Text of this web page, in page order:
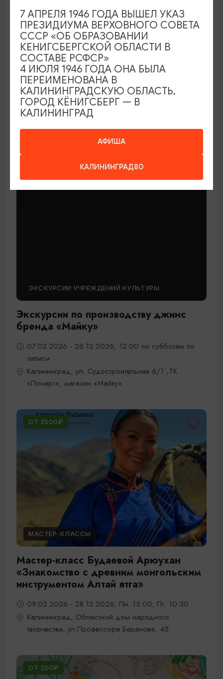
МАСТЕР-КЛАССЫ
Мастер-классы по керамике Елены
Бодяковой
Калининград, ул. Баранова, 45
ЭКСКУРСИИ УЧРЕЖДЕНИЙ КУЛЬТУРЫ
Экскурсии по производству джинс
бренда «Майку»
07.02.2026 - 26.12.2026, 12:00 по субботам по
записи
Калининград, ул. Судостроительная 6/1 ,ТК
«Понарт», магазин «Майку»
ОТ 2500₽
МАСТЕР-КЛАССЫ
Мастер-класс Будаевой Арюухан
«Знакомство с древним монгольским
инструментом Алтай ятга»
09.02.2026 - 28.12.2026, Пн. 15:00; Пт. 10:30
Калининград, Областной дом народного
творчества, ул.Профессора Баранова, 45
ОТ 200₽
АФИША
КАЛИНИНГРАД80
7 АПРЕЛЯ 1946 ГОДА ВЫШЕЛ УКАЗ
ПРЕЗИДИУМА ВЕРХОВНОГО СОВЕТА
СССР «ОБ ОБРАЗОВАНИИ
КЕНИГСБЕРГСКОЙ ОБЛАСТИ В
СОСТАВЕ РСФСР»
4 ИЮЛЯ 1946 ГОДА ОНА БЫЛА
ПЕРЕИМЕНОВАНА В
КАЛИНИНГРАДСКУЮ ОБЛАСТЬ,
ГОРОД КЁНИГСБЕРГ — В
КАЛИНИНГРАД